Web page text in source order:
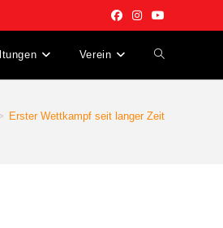
Verein
Erster Wettkampf seit langer Zeit